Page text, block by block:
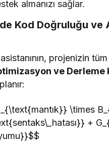
almanızı sağlar.
Kod Doğruluğu
projenizin
ve
\times
+